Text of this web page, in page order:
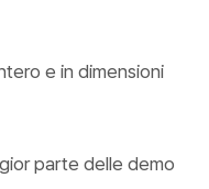
e in dimensioni
parte delle demo